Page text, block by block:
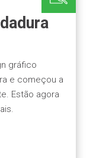
gráfico
e começou a
Estão agora